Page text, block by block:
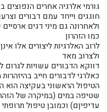
גורמי אלרגיה אחרים
חוגגים וייחד עמם דבורים
ולאחרונה גם מיני דגים
כמו הזהרון
לרוב האלרגיות ליצורים אלו
ולצרוב מאד
דווקא הדבורים עשויות לגרום
כאלרגי לדבורים חייב
הטיפול הראשוני בעקיצה הוא
שטיפה במים (במיקרה של
עדיפיןם) וכמובן טיפול